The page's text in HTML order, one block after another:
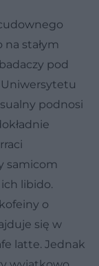
stałym
pod
Uniwersytetu
podnosi
samicom
libido.
o
się w
latte. Jednak